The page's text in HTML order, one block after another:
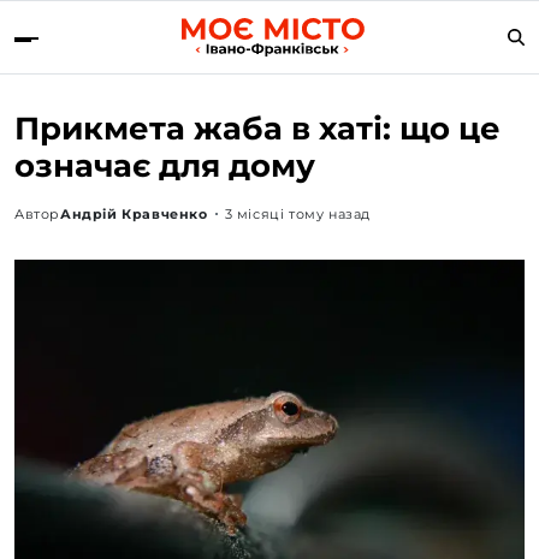
Прикмета жаба в хаті: що це
означає для дому
АвторАндрій Кравченко 3 місяці тому назад